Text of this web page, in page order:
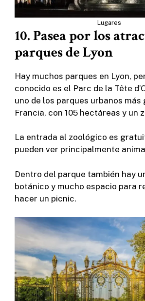
Lugares
10. Pasea por los
parques de Lyon
Hay muchos parques en Lyon,
conocido es el Parc de la Tête
uno de los parques urbanos más
Francia, con 105 hectáreas y un
La entrada al zoológico es
pueden ver principalmente
Dentro del parque también hay
botánico y mucho espacio para
hacer un picnic.